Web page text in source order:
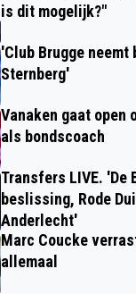
is dit mogelijk?"
'Club Brugge
Sternberg'
Vanaken gaat open
als bondscoach
Transfers LIVE. 'De
beslissing, Rode
Anderlecht'
Marc Coucke
allemaal